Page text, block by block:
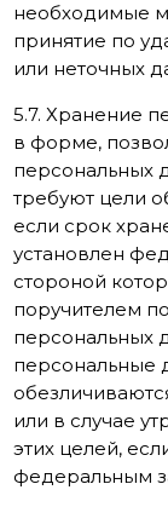
необходимые
принятие по
или неточных
5.7. Хранение
в форме,
персональных
требуют цели
если срок
установлен
стороной
поручителем
персональных
персональные
или в случае
этих целей,
федеральным